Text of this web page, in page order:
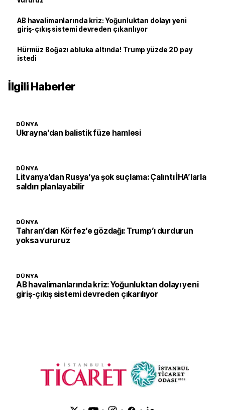
AB havalimanlarında kriz: Yoğunluktan dolayı yeni
giriş-çıkış sistemi devreden çıkarılıyor
Hürmüz Boğazı abluka altında! Trump yüzde 20 pay
istedi
İlgili Haberler
DÜNYA
Ukrayna’dan balistik füze hamlesi
DÜNYA
Litvanya’dan Rusya’ya şok suçlama: Çalıntı İHA’larla
saldırı planlayabilir
DÜNYA
Tahran’dan Körfez’e gözdağı: Trump’ı durdurun
yoksa vururuz
DÜNYA
AB havalimanlarında kriz: Yoğunluktan dolayı yeni
giriş-çıkış sistemi devreden çıkarılıyor